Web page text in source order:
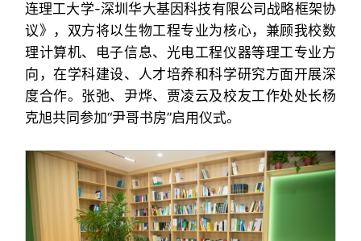
连理工大学-深圳华大基因科技有限公司战略框架协
议》，双方将以生物工程专业为核心，兼顾我校数
理计算机、电子信息、光电工程仪器等理工专业方
向，在学科建设、人才培养和科学研究方面开展深
度合作。张弛、尹烨、贾凌云及校友工作处处长杨
克旭共同参加“尹哥书房”启用仪式。